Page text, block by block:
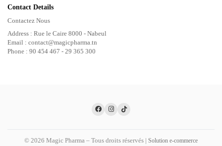
Contact Details
Contactez Nous
Address : Rue le Caire 8000 - Nabeul
Email : contact@magicpharma.tn
Phone : 90 454 467 - 29 365 300
© 2026 Magic Pharma – Tous droits réservés | Solution e-commerce